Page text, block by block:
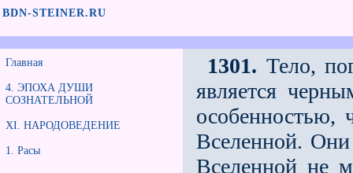
BDN-STEINER.RU
Главная
4. ЭПОХА ДУШИ
СОЗНАТЕЛЬНОЙ
XI. НАРОДОВЕДЕНИЕ
1. Расы
1301. Тело,
является
особенностью,
Вселенной. Они
Вселенной не